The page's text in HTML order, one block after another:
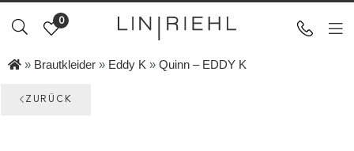
0
» Brautkleider » Eddy K » Quinn – EDDY K
ZURÜCK